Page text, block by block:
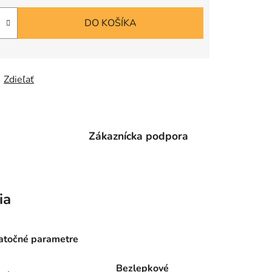
DO KOŠÍKA
Zdieľať
Zákaznícka podpora
parametre
Bezlepkové